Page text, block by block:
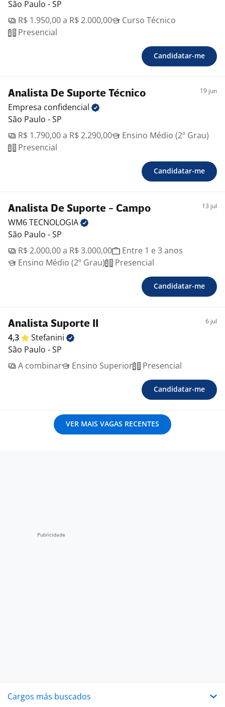
São Paulo - SP
R$ 1.950,00 a R$ 2.000,00
Curso Técnico
Presencial
Candidatar-me
Analista De Suporte Técnico 19 jun
Empresa confidencial
São Paulo - SP
R$ 1.790,00 a R$ 2.290,00
Ensino Médio (2º Grau)
Presencial
Candidatar-me
Analista De Suporte - Campo 13 jul
WM6TECNOLOGIA
São Paulo - SP
R$ 2.000,00 a R$ 3.000,00
Entre 1 e 3 anos
Ensino Médio (2º Grau)
Presencial
Candidatar-me
Analista Suporte II 6 jul
4,3
Stefanini
São Paulo - SP
A combinar
Ensino Superior Presencial
Candidatar-me
VER MAIS VAGAS RECENTES
Cargos más buscados